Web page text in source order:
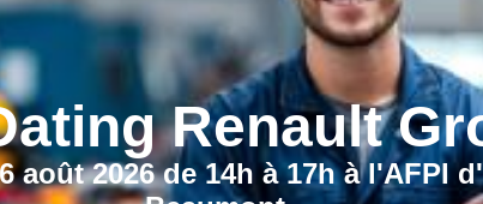
Renault
août 2026 de 14h à 17h à l'AFPI